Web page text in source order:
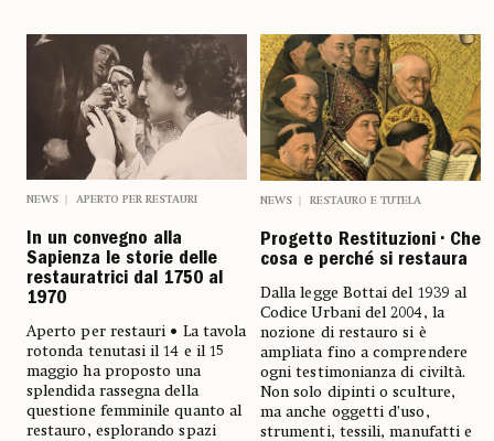
NEWS APERTO PER RESTAURI
In un convegno alla
Sapienza le storie delle
restauratrici dal 1750 al
1970
Aperto per restauri • La tavola
rotonda tenutasi il 14 e il 15
maggio ha proposto una
splendida rassegna della
questione femminile quanto al
restauro, esplorando spazi
NEWS RESTAURO E TUTELA
Progetto Restituzioni • Che
cosa e perché si restaura
Dalla legge Bottai del 1939 al
Codice Urbani del 2004, la
nozione di restauro si è
ampliata fino a comprendere
ogni testimonianza di civiltà.
Non solo dipinti o sculture,
ma anche oggetti d’uso,
strumenti, tessili, manufatti e